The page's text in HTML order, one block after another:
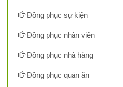
Đồng phục sự kiện
Đồng phục nhân viên
Đồng phục nhà hàng
Đồng phục quán ăn